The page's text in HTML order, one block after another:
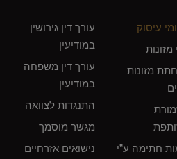
עיסוק
מזונות
מזונות
חתימה ע”י
עורך דין גירושין
במודיעין
עורך דין משפחה
במודיעין
התנגדות לצוואה
מגשר מוסמך
נישואים אזרחיים